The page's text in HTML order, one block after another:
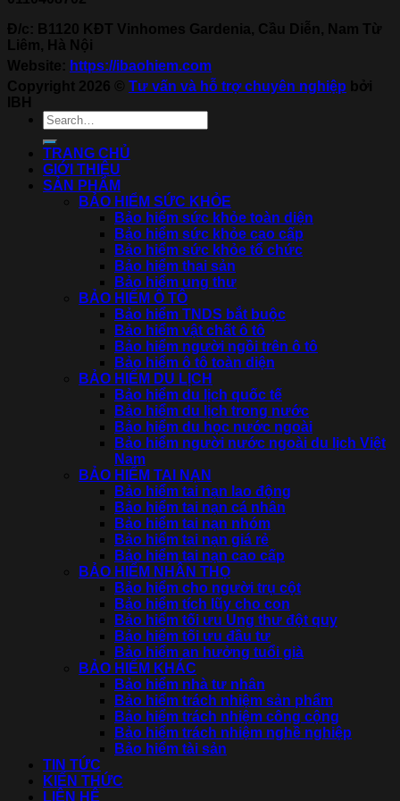
Đ/c: B1120 KĐT Vinhomes Gardenia, Cầu Diễn, Nam Từ
Liêm, Hà Nội
Website: https://ibaohiem.com
Copyright 2026 © Tư vấn và hỗ trợ chuyên nghiệp bởi
IBH
TRANG CHỦ
GIỚI THIỆU
SẢN PHẨM
BẢO HIỂM SỨC KHỎE
Bảo hiểm sức khỏe toàn diện
Bảo hiểm sức khỏe cao cấp
Bảo hiểm sức khỏe tổ chức
Bảo hiểm thai sản
Bảo hiểm ung thư
BẢO HIỂM Ô TÔ
Bảo hiểm TNDS bắt buộc
Bảo hiểm vật chất ô tô
Bảo hiểm người ngồi trên ô tô
Bảo hiểm ô tô toàn diện
BẢO HIỂM DU LỊCH
Bảo hiểm du lịch quốc tế
Bảo hiểm du lịch trong nước
Bảo hiểm du học nước ngoài
Bảo hiểm người nước ngoài du lịch Việt
Nam
BẢO HIỂM TAI NẠN
Bảo hiểm tai nạn lao động
Bảo hiểm tai nạn cá nhân
Bảo hiểm tai nạn nhóm
Bảo hiểm tai nạn giá rẻ
Bảo hiểm tai nạn cao cấp
BẢO HIỂM NHÂN THỌ
Bảo hiểm cho người trụ cột
Bảo hiểm tích lũy cho con
Bảo hiểm tối ưu Ung thư đột quỵ
Bảo hiểm tối ưu đầu tư
Bảo hiểm an hưởng tuổi già
BẢO HIỂM KHÁC
Bảo hiểm nhà tư nhân
Bảo hiểm trách nhiệm sản phẩm
Bảo hiểm trách nhiệm công cộng
Bảo hiểm trách nhiệm nghề nghiệp
Bảo hiểm tài sản
TIN TỨC
KIẾN THỨC
LIÊN HỆ